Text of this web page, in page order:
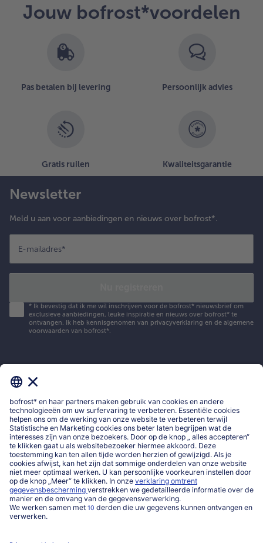
artikelen
Jouw bofrost*voordelen
Pas betalen bij levering Persoonlijk advies
Gratis ruilen Kwaliteitsgarantie
Newsletter
Meld u aan voor aanbiedingen en nieuws over bofrost*.
E-mailadres*
* Ik bevestig dat ik me wil inschrijven voor de bofrost* nieuwsbrief om
exclusieve aanbiedingen, leuke inspiratie en nieuws over bofrost* te
ontvangen. Ik heb kennisgenomen van privacyverklaring en de algemene
voorwaarden van bofrost*.
Mijn bofrost*
www.bofrost.be
service@bofrost.be
016 98 1919
Ma-Vrij: 9u - 19u en Za.: 9u - 13u
Service
Over ons